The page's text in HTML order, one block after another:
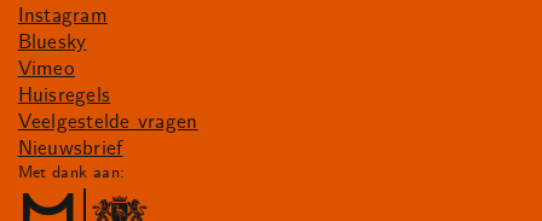
Instagram
Bluesky
Vimeo
Huisregels
Veelgestelde vragen
Nieuwsbrief
Met dank aan: